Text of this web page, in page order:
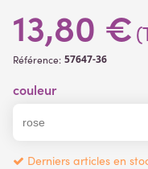
13,80 €
Référence: 57647-36
couleur
Derniers articles en